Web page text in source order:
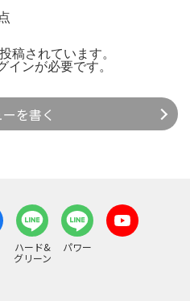
稿されています。
インが必要です。
を書く
ハード&
グリーン
パワー